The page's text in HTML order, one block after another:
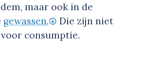
maar ook in de
gewassen.
Die zijn niet
consumptie.